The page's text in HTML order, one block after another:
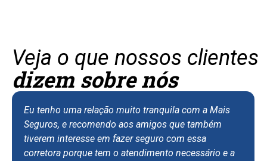
Veja o que nossos clientes
dizem sobre nós
Eu tenho uma relação muito tranquila com a Mais
Seguros, e recomendo aos amigos que também
tiverem interesse em fazer seguro com essa
corretora porque tem o atendimento necessário e a